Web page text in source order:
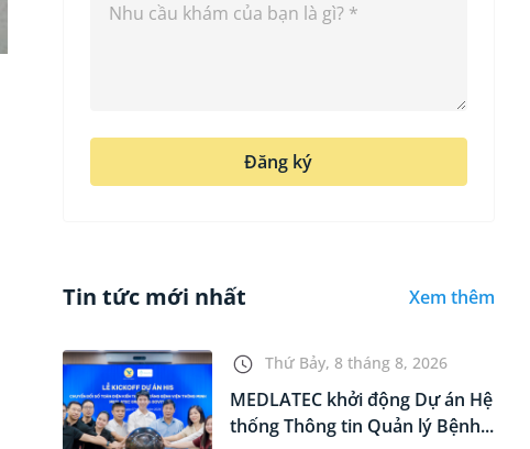
Đăng ký
Tin tức mới nhất Xem thêm
Thứ Bảy, 8 tháng 8, 2026
MEDLATEC khởi động Dự án Hệ
thống Thông tin Quản lý Bệnh...